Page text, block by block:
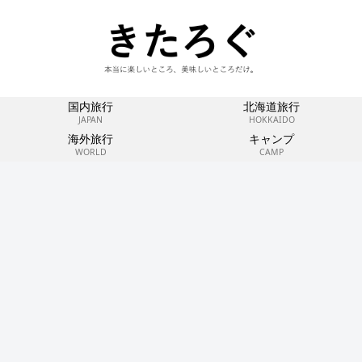
国内旅行
JAPAN
北海道旅行
HOKKAIDO
海外旅行
WORLD
キャンプ
CAMP